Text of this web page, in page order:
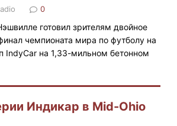
0
готовил зрителям двойное
чемпионата мира по футболу на
IndyCar на 1,33-мильном бетонном
Индикар в Mid-Ohio